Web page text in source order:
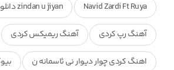
Navid Zardi Ft Ruya zindan u jiyan دانلود اهنگ
آهنگ رپ کردی آهنگ ریمیکس کردی
اهنگ کردی چوار دیوار نی ئاسمانه ن